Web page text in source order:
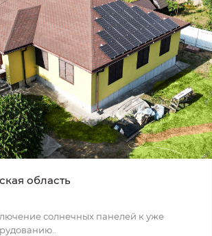
область
солнечных панелей к уже